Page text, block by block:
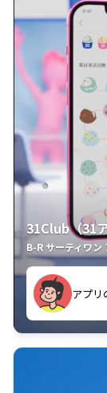
31Club（31
B-R サーティワン
アプリ
クラス
す。